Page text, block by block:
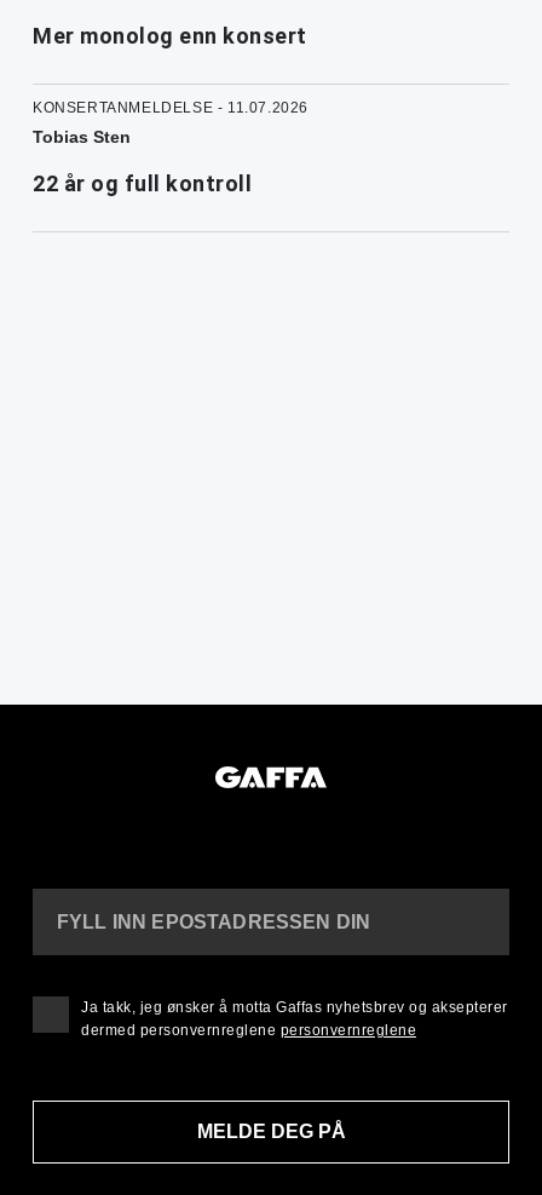
Mer monolog enn konsert
KONSERTANMELDELSE - 11.07.2026
Tobias Sten
22 år og full kontroll
FYLL INN EPOSTADRESSEN DIN
MELDE DEG PÅ
Ja takk, jeg ønsker å motta Gaffas nyhetsbrev og aksepterer
dermed personvernreglene personvernreglene